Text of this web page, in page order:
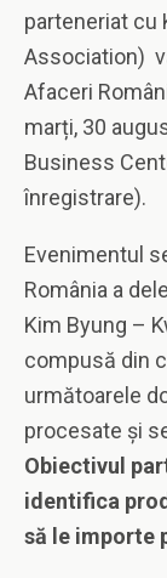
parteneriat cu
Association)
Afaceri
marți, 30
Business
înregistrare).
Evenimentul
România a
Kim Byung –
compusă din
următoarele
procesate și
Obiectivul
identifica
să le importe